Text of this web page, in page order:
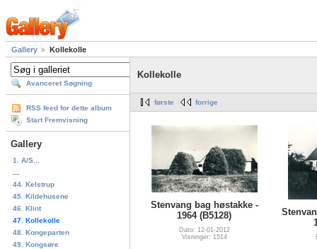
Gallery Kollekolle
Avanceret Søgning
RSS feed for dette album
Start Fremvisning
Gallery
1. A/S...
44. Kelstrup
45. Kildehusene
46. Klint
47. Kollekolle
48. Kongeparten
49. Kongsøre
Kollekolle
første forrige
Stenvang bag høstakke -
1964 (B5128)
Dato: 12-01-2012
Visninger: 1514